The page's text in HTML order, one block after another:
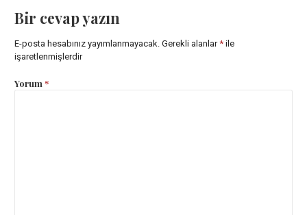
Bir cevap yazın
E-posta hesabınız yayımlanmayacak. Gerekli alanlar*ile
işaretlenmişlerdir
Yorum *